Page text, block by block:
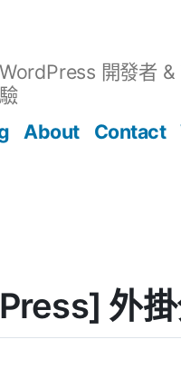
WordPress 開發者
About Contact
外